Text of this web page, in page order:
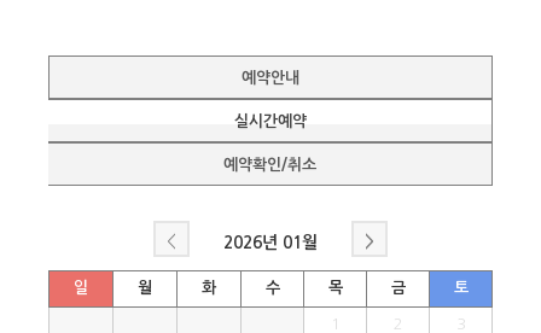
예약안내
실시간예약
예약확인/취소
< 2026년 01월 >
일 월 화 수 목 금 토
1 2 3